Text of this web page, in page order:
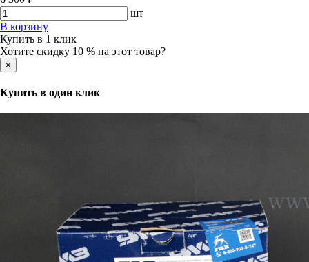
шт
В корзину
Купить в 1 клик
Хотите скидку 10 % на этот товар?
×
Купить в один клик